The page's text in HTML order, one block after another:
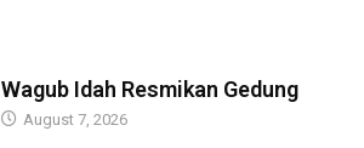
Wagub Idah Resmikan Gedung
August 7, 2026